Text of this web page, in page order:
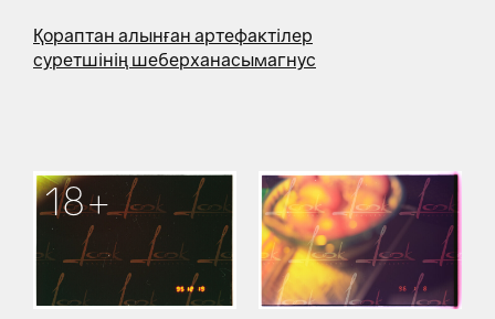
Қораптан алынған артефактілер
суретшінің шеберханасымагнус
18+